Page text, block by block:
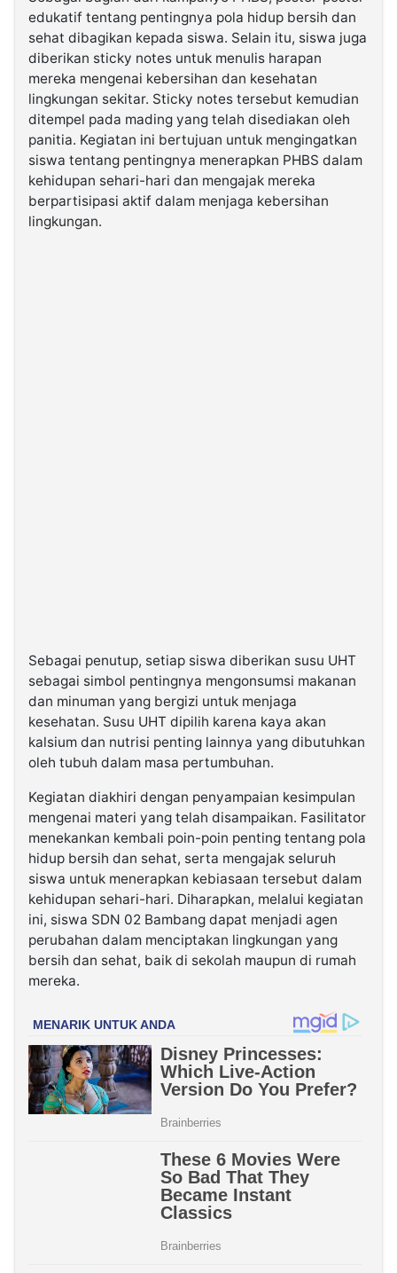
edukatif tentang pentingnya pola hidup bersih dan
sehat dibagikan kepada siswa. Selain itu, siswa juga
diberikan sticky notes untuk menulis harapan
mereka mengenai kebersihan dan kesehatan
lingkungan sekitar. Sticky notes tersebut kemudian
ditempel pada mading yang telah disediakan oleh
panitia. Kegiatan ini bertujuan untuk mengingatkan
siswa tentang pentingnya menerapkan PHBS dalam
kehidupan sehari-hari dan mengajak mereka
berpartisipasi aktif dalam menjaga kebersihan
lingkungan.
Sebagai penutup, setiap siswa diberikan susu UHT
sebagai simbol pentingnya mengonsumsi makanan
dan minuman yang bergizi untuk menjaga
kesehatan. Susu UHT dipilih karena kaya akan
kalsium dan nutrisi penting lainnya yang dibutuhkan
oleh tubuh dalam masa pertumbuhan.
Kegiatan diakhiri dengan penyampaian kesimpulan
mengenai materi yang telah disampaikan. Fasilitator
menekankan kembali poin-poin penting tentang pola
hidup bersih dan sehat, serta mengajak seluruh
siswa untuk menerapkan kebiasaan tersebut dalam
kehidupan sehari-hari. Diharapkan, melalui kegiatan
ini, siswa SDN 02 Bambang dapat menjadi agen
perubahan dalam menciptakan lingkungan yang
bersih dan sehat, baik di sekolah maupun di rumah
mereka.